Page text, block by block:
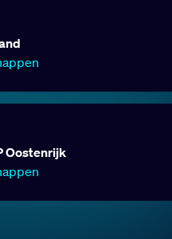
Oostenrijk